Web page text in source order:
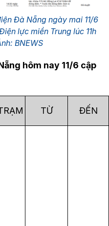
Đà Nẵng ngày mai 11/6
lực miền Trung lúc 11h
BNEWS
hôm nay 11/6 cập
TỪ ĐẾN